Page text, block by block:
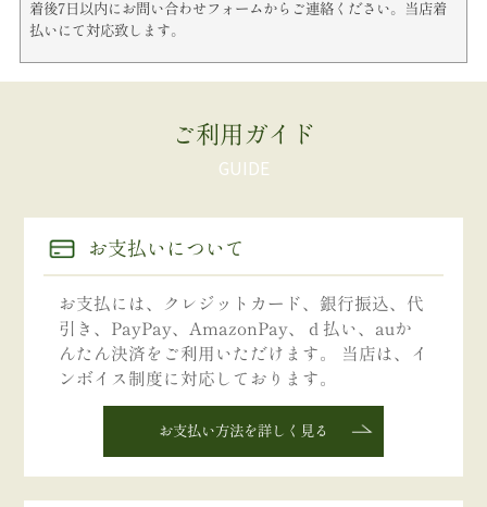
着後7日以内にお問い合わせフォームからご連絡ください。当店着
払いにて対応致します。
ご利用ガイド
お支払いについて
お支払には、クレジットカード、銀行振込、代
引き、PayPay、AmazonPay、ｄ払い、auか
んたん決済をご利用いただけます。 当店は、イ
ンボイス制度に対応しております。
お支払い方法を詳しく見る